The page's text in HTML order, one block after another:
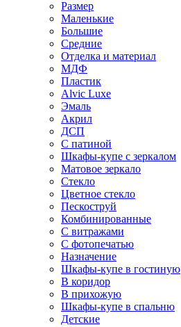
Размер
Маленькие
Большие
Средние
Отделка и материал
МДФ
Пластик
Alvic Luxe
Эмаль
Акрил
ДСП
С патиной
Шкафы-купе с зеркалом
Матовое зеркало
Стекло
Цветное стекло
Пескоструй
Комбинированные
С витражами
С фотопечатью
Назначение
Шкафы-купе в гостиную
В коридор
В прихожую
Шкафы-купе в спальню
Детские